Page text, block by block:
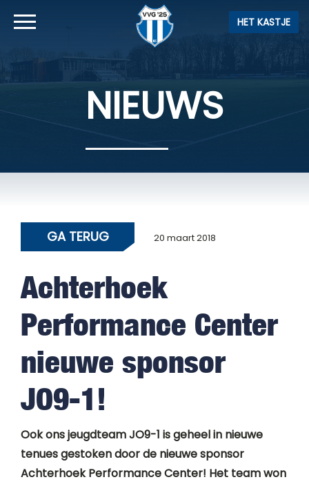
HET KASTJE
NIEUWS
GA TERUG 20 maart 2018
Achterhoek
Performance Center
nieuwe sponsor
JO9-1!
Ook ons jeugdteam JO9-1 is geheel in nieuwe
tenues gestoken door de nieuwe sponsor
Achterhoek Performance Center! Het team won